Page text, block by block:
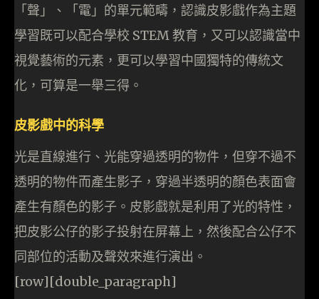
「聲」、「電」的單元範疇，認識皮影戲作為主題
學習既可以配合學校 STEM 教育，又可以認識當中
視覺藝術的元素，更可以學習中國獨特的傳統文
化，可算是一舉三得。
皮影戲中的科學
光是直線進行、光能穿過透明的物件，但穿不過不
透明的物件而產生影子，穿過半透明的顏色表面會
產生有顏色的影子。皮影戲就是利用了光的特性，
把皮影公仔的影子投射在屏幕上，然後配合公仔不
同部位的活動及聲效來進行演出。
[row][double_paragraph]